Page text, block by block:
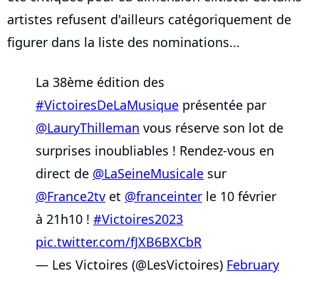
artistes refusent d'ailleurs catégoriquement de
figurer dans la liste des nominations...
La 38ème édition des
#VictoiresDeLaMusique présentée par
@LauryThilleman vous réserve son lot de
surprises inoubliables ! Rendez-vous en
direct de @LaSeineMusicale sur
@France2tv et @franceinter le 10 février
à 21h10 ! #Victoires2023
pic.twitter.com/fJXB6BXCbR
— Les Victoires (@LesVictoires) February